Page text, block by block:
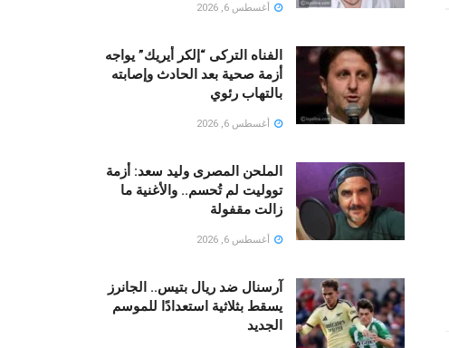
أغسطس 6, 2026
الفناه التركى “إلكر أيريك” يواجه
أزمة صحية بعد الحادث وإصابته
بالتهاب رئوي
أغسطس 6, 2026
الملحن المصرى وليد سعد: أزمة
تووليت لم تُحسم.. والأغنية ما
زالت مقفولة
أغسطس 6, 2026
آرسنال ضد ريال بتيس.. الجانرز
يسقط بثلاثية استعدادًا للموسم
الجديد